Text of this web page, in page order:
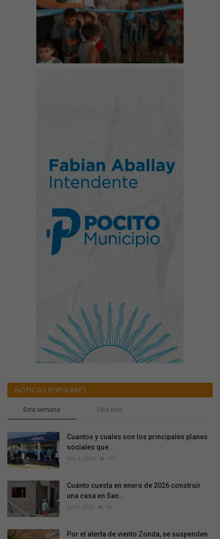
NOTICIAS POPULARES
Esta semana Este Mes
Cuantos y cuales son los principales planes
sociales que...
Feb 5, 2026 145
Cuánto cuesta en enero de 2026 construir
una casa en San...
Jan 9, 2026 56
Por el alerta de viento Zonda, se suspenden